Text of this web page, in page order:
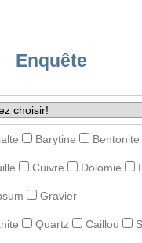
Enquête
Barytine Bentonite
Cuivre Dolomie
Gravier
Quartz Caillou